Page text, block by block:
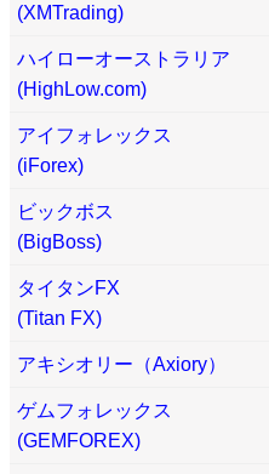
(XMTrading)
ハイローオーストラリア
(HighLow.com)
アイフォレックス
(iForex)
ビックボス
(BigBoss)
タイタンFX
(Titan FX)
アキシオリー（Axiory）
ゲムフォレックス
(GEMFOREX)